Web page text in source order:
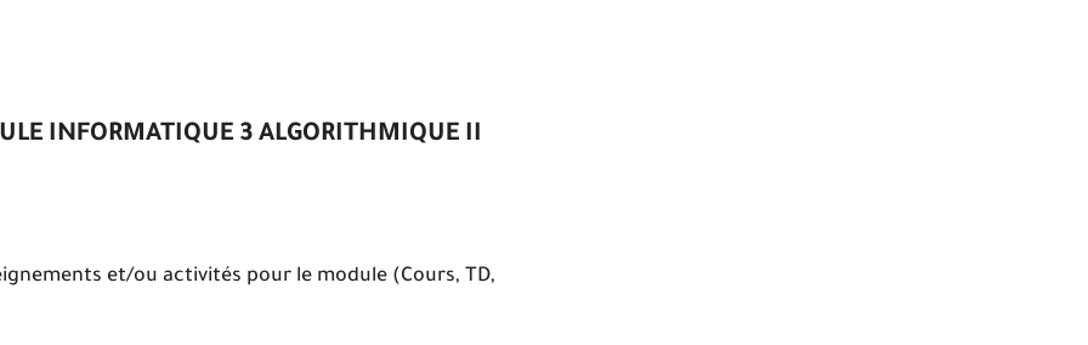
INFORMATIQUE 3 ALGORITHMIQUE II
et/ou activités pour le module (Cours, TD,